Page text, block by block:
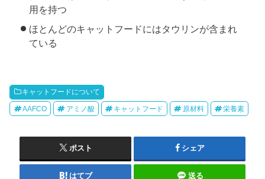
用を持つ
ほとんどのキャットフードにはタウリンが含まれ
ている
キャットフードについて
AAFCO アミノ酸 キャットフード 原材料 栄養素
ポスト シェア
はてブ 送る